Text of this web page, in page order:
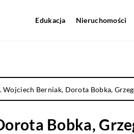
Edukacja Nieruchomości
Wojciech Berniak, Dorota Bobka,
Bobka,